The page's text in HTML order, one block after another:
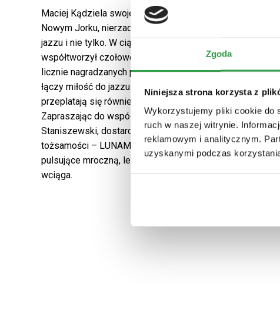
Zgoda
Niniejsza strona korzysta z
Wykorzystujemy pliki cookie do
ruch w naszej witrynie.
reklamowym i analitycznym.
uzyskanymi podczas
Maciej Kądziela swoje muzyczne doświadczenia
Nowym Jorku, nierzadko pobierając lekcje od
jazzu i nie tylko. W ciągu minionej dekady wybitny
współtworzył czołowe składy w kraju oraz brał udział w
licznie nagradzanych płyt. Teraz, pod szyldem nowego
łączy miłość do jazzu z zamiłowaniem do transowości i
przeplatają się również elementy indie-funku, elektro
Zapraszając do współpracy takie postacie jak Envee,
Staniszewski, dostarczył nam nowej jakości twór o
tożsamości – LUNAMË to mieniące się setkami
pulsujące mroczną, lecz zarazem taneczną energią
wciąga.